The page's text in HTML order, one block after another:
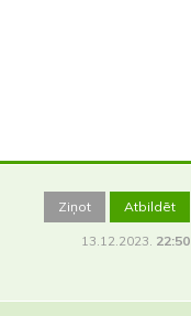
Ziņot Atbildēt
13.12.2023. 22:50